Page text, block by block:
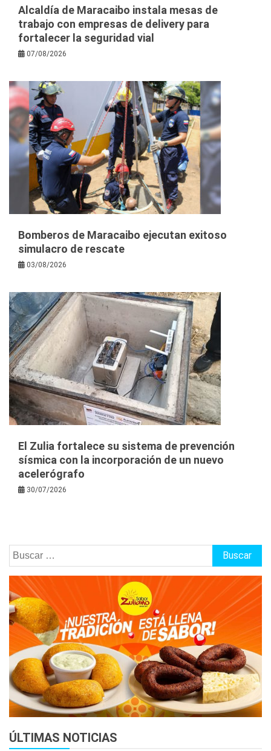
Alcaldía de Maracaibo instala mesas de
trabajo con empresas de delivery para
fortalecer la seguridad vial
07/08/2026
Bomberos de Maracaibo ejecutan exitoso
simulacro de rescate
03/08/2026
El Zulia fortalece su sistema de prevención
sísmica con la incorporación de un nuevo
acelerógrafo
30/07/2026
Buscar:
ÚLTIMAS NOTICIAS